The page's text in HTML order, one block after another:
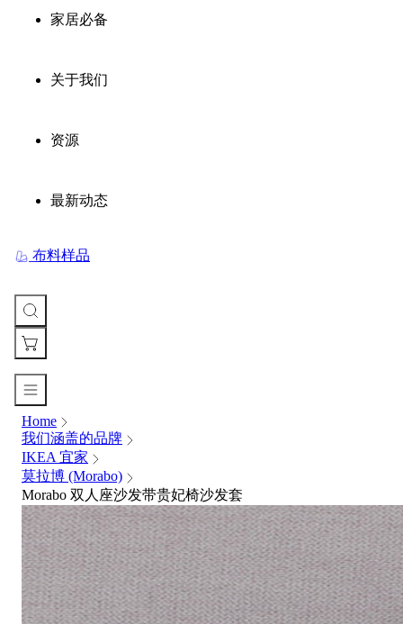
家居必备
关于我们
资源
最新动态
布料样品
Your
cart
currently
empty.
When
Home
我们涵盖的品牌
IKEA 宜家
莫拉博 (Morabo)
Morabo 双人座沙发带贵妃椅沙发套